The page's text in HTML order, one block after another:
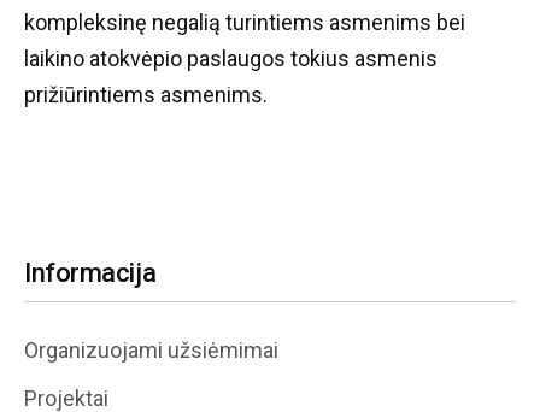
kompleksinę negalią turintiems asmenims bei
laikino atokvėpio paslaugos tokius asmenis
prižiūrintiems asmenims.
Informacija
Organizuojami užsiėmimai
Projektai